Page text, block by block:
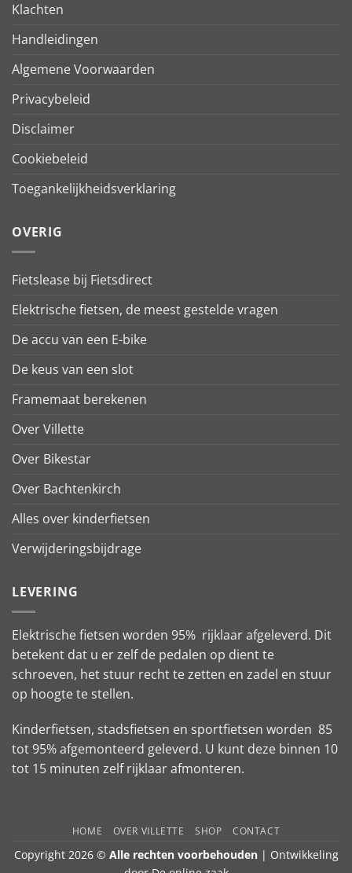
Klachten
Handleidingen
Algemene Voorwaarden
Privacybeleid
Disclaimer
Cookiebeleid
Toegankelijkheidsverklaring
OVERIG
Fietslease bij Fietsdirect
Elektrische fietsen, de meest gestelde vragen
De accu van een E-bike
De keus van een slot
Framemaat berekenen
Over Villette
Over Bikestar
Over Bachtenkirch
Alles over kinderfietsen
Verwijderingsbijdrage
LEVERING
Elektrische fietsen worden 95% rijklaar afgeleverd. Dit
betekent dat u er zelf de pedalen op dient te
schroeven, het stuur recht te zetten en zadel en stuur
op hoogte te stellen.
Kinderfietsen, stadsfietsen en sportfietsen worden 85
tot 95% afgemonteerd geleverd. U kunt deze binnen 10
tot 15 minuten zelf rijklaar afmonteren.
HOME OVER VILLETTE SHOP CONTACT
Copyright 2026 © Alle rechten voorbehouden| Ontwikkeling